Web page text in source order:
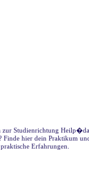
zur Studienrichtung
Finde hier dein Praktikum
Erfahrungen.